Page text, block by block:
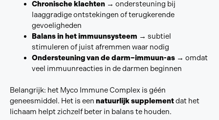
Chronische klachten → ondersteuning bij
laaggradige ontstekingen of terugkerende
gevoeligheden
Balans in het immuunsysteem → subtiel
stimuleren of juist afremmen waar nodig
Ondersteuning van de darm–immuun-as → omdat
veel immuunreacties in de darmen beginnen
Belangrijk: het Myco Immune Complex is géén
geneesmiddel. Het is een natuurlijk supplementdat het
lichaam helpt zichzelf beter in balans te houden.